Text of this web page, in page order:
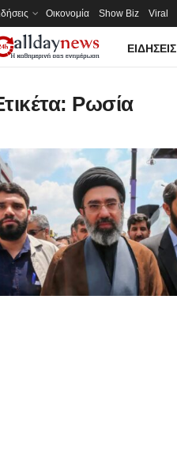
Οικονομία Show Biz Viral
ΕΙΔΉΣΕΙΣ
Ρωσία